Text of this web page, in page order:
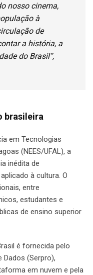
nosso cinema,
à
de
a história, a
do Brasil”,
brasileira
em Tecnologias
(NEES/UFAL), a
inédita de
à cultura. O
entre
estudantes e
de ensino superior
é fornecida pelo
Dados (Serpro),
em nuvem e pela